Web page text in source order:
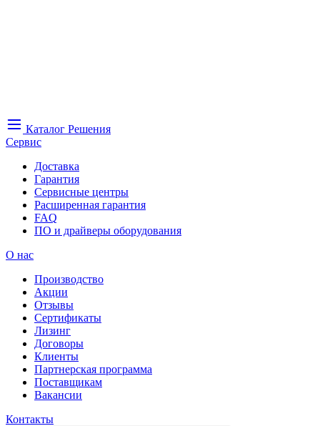
Каталог Решения
Сервис
Доставка
Гарантия
Сервисные центры
Расширенная гарантия
FAQ
ПО и драйверы оборудования
О нас
Производство
Акции
Отзывы
Сертификаты
Лизинг
Договоры
Клиенты
Партнерская программа
Поставщикам
Вакансии
Контакты